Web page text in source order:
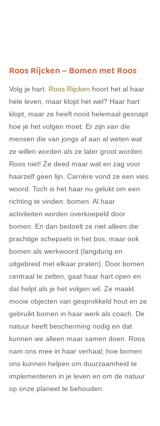
Roos Rijcken – Bomen met Roos
Volg je hart. Roos Rijcken hoort het al haar
hele leven, maar klopt het wel? Haar hart
klopt, maar ze heeft nooit helemaal gesnapt
hoe je het volgen moet. Er zijn van die
mensen die van jongs af aan al weten wat
ze willen worden als ze later groot worden.
Roos niet! Ze deed maar wat en zag voor
haarzelf geen lijn. Carrière vond ze een vies
woord. Toch is het haar nu gelukt om een
richting te vinden: bomen. Al haar
activiteiten worden overkoepeld door
bomen. En dan bedoelt ze niet alleen die
prachtige schepsels in het bos, maar ook
bomen als werkwoord (langdurig en
uitgebreid met elkaar praten). Door bomen
centraal te zetten, gaat haar hart open en
dat helpt als je het volgen wil. Ze maakt
mooie objecten van gesprokkeld hout en ze
gebruikt bomen in haar werk als coach. De
natuur heeft bescherming nodig en dat
kunnen we alleen maar samen doen. Roos
nam ons mee in haar verhaal; hoe bomen
ons kunnen helpen om duurzaamheid te
implementeren in je leven en om de natuur
op onze planeet te behouden.